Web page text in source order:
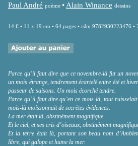
Paul André poème • Alain Winance dessins
14 € • 11 x 19 cm • 64 pages • isbn 9782930223476 •
Parce qu’il faut dire que ce novembre-là fut un
un mois étrange, tendrement écartelé entre été et
passeur de saisons. Un mois écorché tendre.
Parce qu’il faut dire qu’en ce mois-là, tout
mois-là moissonnait de secrètes évidences.
La mer était là, obstinément magnifique.
Et le ciel, et ses cris d’oiseaux, obstinément
Et la terre était là, portant son beau nom
libre, qui galope et hume la mer.